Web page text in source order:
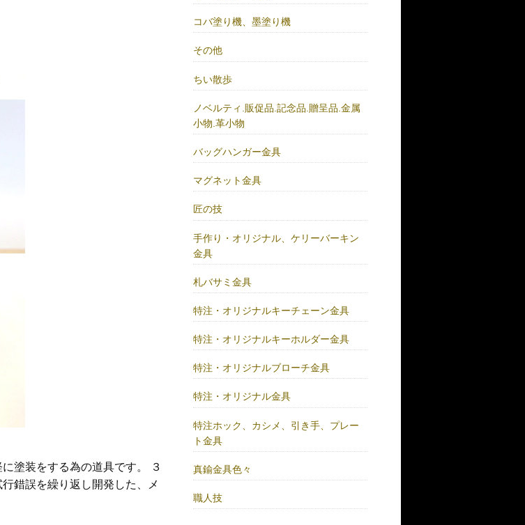
塗装をする為の道具です。 ３
錯誤を繰り返し 開発した、メ
コバ塗り機、墨塗り機
その他
ちい散歩
ノベルティ.販促品.記念品.贈呈品.金属
小物.革小物
バッグハンガー金具
マグネット金具
匠の技
手作り・オリジナル、ケリーバーキン
金具
札バサミ金具
特注・オリジナルキーチェーン金具
特注・オリジナルキーホルダー金具
特注・オリジナルブローチ金具
特注・オリジナル金具
特注ホック、カシメ、引き手、プレー
ト金具
真鍮金具色々
職人技